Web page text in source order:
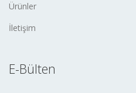
Ürünler
İletişim
E-Bülten